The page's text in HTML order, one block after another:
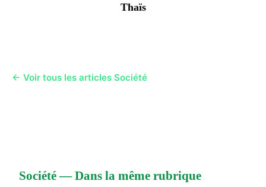
Thaïs
← Voir tous les articles Société
Société — Dans la même rubrique